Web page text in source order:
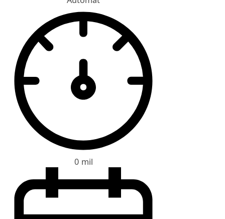
0 mil